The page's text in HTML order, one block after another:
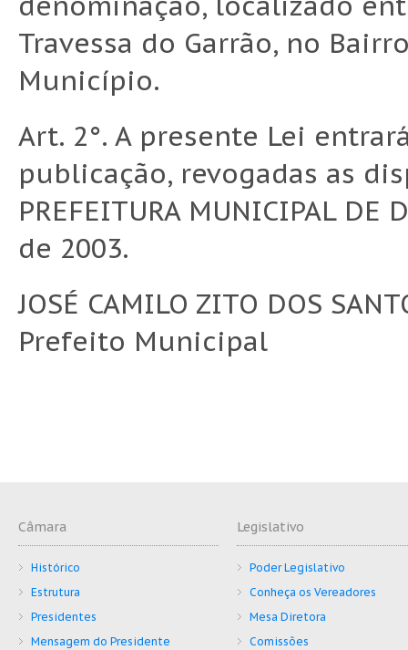
Travessa do Garrão, no
Município.
Art. 2°. A presente Lei
publicação, revogadas as
PREFEITURA MUNICIPAL DE
de 2003.
JOSÉ CAMILO ZITO DOS
Prefeito Municipal
Câmara
Histórico
Estrutura
Presidentes
Mensagem do Presidente
Legislativo
Poder Legislativo
Conheça os Vereadores
Mesa Diretora
Comissões